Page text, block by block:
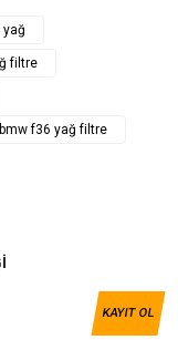
yağ
filtre
bmw f36 yağ filtre
KAYIT OL